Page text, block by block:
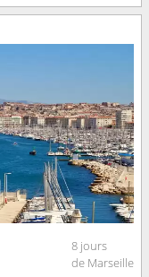
8 jours
de Marseille